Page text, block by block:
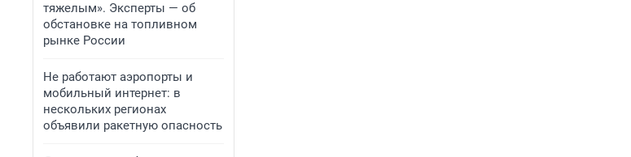
тяжелым». Эксперты — об
обстановке на топливном
рынке России
Не работают аэропорты и
мобильный интернет: в
нескольких регионах
объявили ракетную опасность